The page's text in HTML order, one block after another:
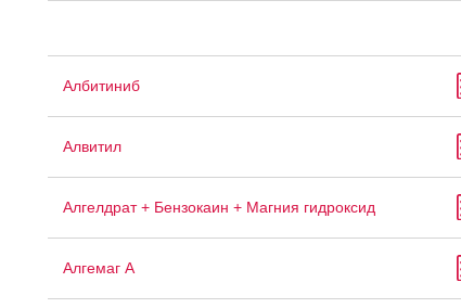
Албитиниб
Алвитил
Алгелдрат + Бензокаин + Магния гидроксид
Алгемаг А